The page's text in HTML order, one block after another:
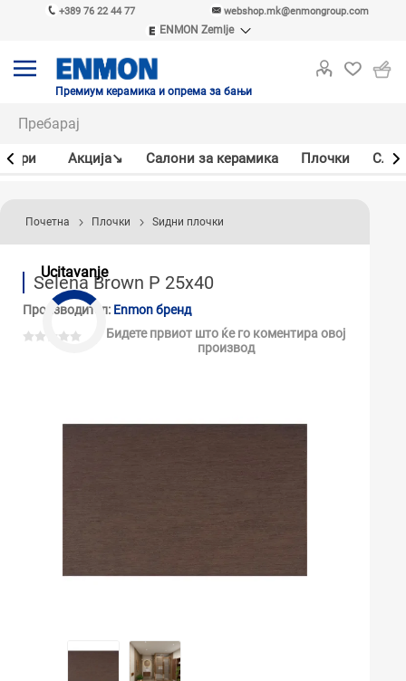
+389 76 22 44 77 webshop.mk@enmongroup.com
ENMON Zemlje
ENMON MKD
Премиум керамика и опрема за бањи
Акцијa↘ Салони за керамика Плочки
Ucitavanje
Почетна Плочки Ѕидни плочки
Selena Brown P 25x40
Производител: Enmon бренд
Бидете првиот што ќе го коментира овој
производ